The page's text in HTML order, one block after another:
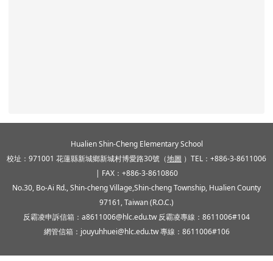
Hualien Shin-Cheng Elementary School
校址：971001 花蓮縣新城鄉新城村博愛路30號（地圖 ）TEL：+886-3-8611006
| FAX：+886-3-8610860
No.30, Bo-Ai Rd., Shin-cheng Village,Shin-cheng Township, Hualien County
97161, Taiwan (R.O.C.)
反霸凌申訴信箱：a8611006@hlc.edu.tw 反霸凌專線：8611006#104
網管信箱：jouyuhhuei@hlc.edu.tw 專線：8611006#106